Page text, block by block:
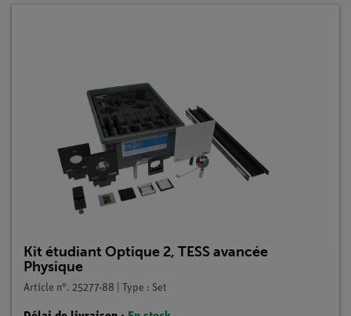
Kit étudiant Optique 2, TESS avancée
Physique
Article n°. 25277-88 | Type : Set